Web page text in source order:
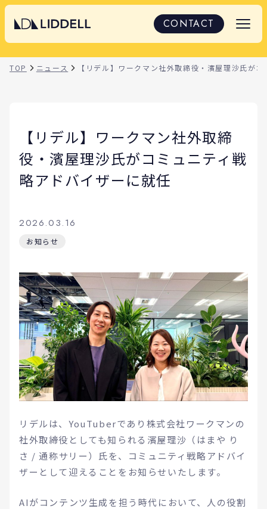
CONTACT
TOP ニュース 【リデル】ワークマン社外取締役・濱屋理沙氏が
【リデル】ワークマン社外取締
役・濱屋理沙氏がコミュニティ戦
略アドバイザーに就任
2026.03.16
お知らせ
リデルは、YouTuberであり株式会社ワークマンの
社外取締役としても知られる濱屋理沙（はまや り
さ / 通称サリー）氏を、コミュニティ戦略アドバイ
ザーとして迎えることをお知らせいたします。
AIがコンテンツ生成を担う時代において、人の役割